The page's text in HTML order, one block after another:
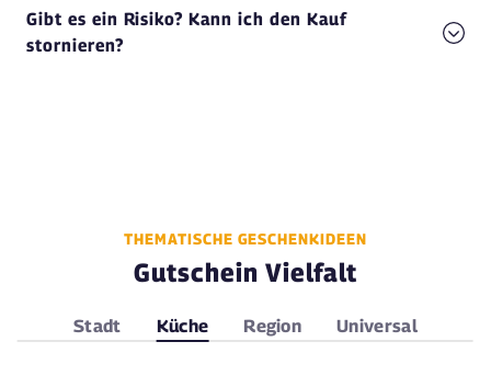
Gibt es ein Risiko? Kann ich den Kauf
stornieren?
THEMATISCHE GESCHENKIDEEN
Gutschein Vielfalt
Stadt Küche Region Universal